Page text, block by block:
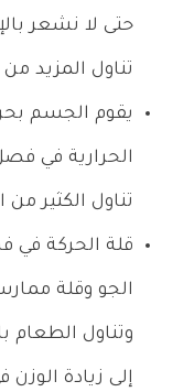
حتى لا نشعر
تناول المزيد
يقوم الجسم
الحرارية في
تناول الكثير
قلة الحركة في
الجو وقلة
وتناول الطعام
إلى زيادة